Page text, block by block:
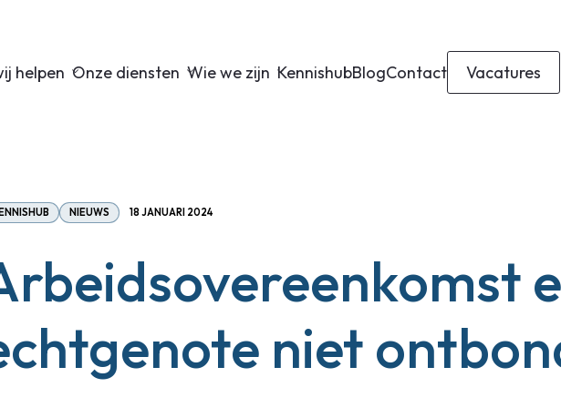
helpen Onze diensten Wie we zijn KennishubBlogContact Vacatures
NIEUWS 18 JANUARI 2024
niet